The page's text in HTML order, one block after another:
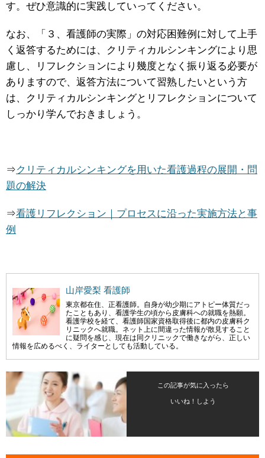
す。ぜひ意識的に実践していってください。
なお、「３、看護師の実際」の対応困難例に対して上手
く返答するためには、クリティカルシンキングにより思
慮し、リフレクションにより幾度となく振り返る必要が
ありますので、返答方法について習熟したいという方
は、クリティカルシンキングとリフレクションについて
しっかり学んでおきましょう。
⇒クリティカルシンキングを用いた看護過程の展開・問
題の解決
⇒看護リフレクション｜プロセスに沿った実施方法と事
例
山岸愛梨 看護師
東京都在住、正看護師。自身が幼少期にアトピー体質だっ
たこともあり、看護学生の頃から皮膚科への就職を熱願。
看護学校を経て、看護師国家資格取得後に都内の皮膚科ク
リニックへ就職。ネット上に間違った情報が散見すること
に疑問を感じ、現在は同クリニックで働きながら、正しい
情報を広めるべく、ライターとしても活動している。
この記事が気に入ったら
いいね！しよう